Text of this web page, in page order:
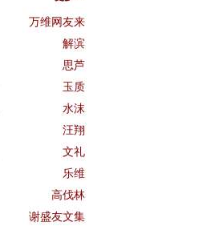
万维网友来
解滨
思芦
玉质
水沫
汪翔
文礼
乐维
高伐林
谢盛友文集